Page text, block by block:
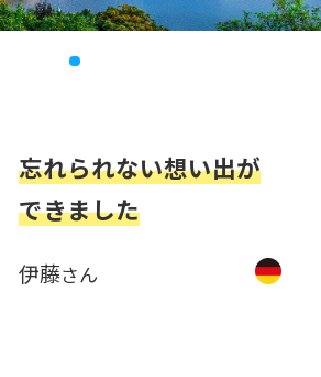
忘れられない想い出が
できました
伊藤さん